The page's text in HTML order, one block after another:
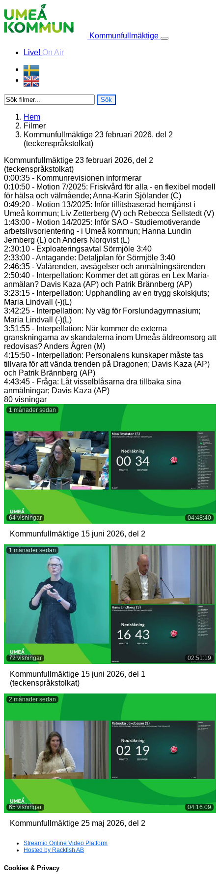
Skip to content
Kommunfullmäktige
Live! On Air
Sök
Hem
Filmer
Kommunfullmäktige 23 februari 2026, del 2
(teckenspråkstolkat)
Kommunfullmäktige 23 februari 2026, del 2
(teckenspråkstolkat)
0:00:35 - Kommunrevisionen informerar
0:10:50 - Motion 7/2025: Friskvård för alla - en flexibel modell
för hälsa och välmående; Anna-Karin Sjölander (C)
0:49:20 - Motion 13/2025: Inför tillitsbaserad hemtjänst i
Umeå kommun; Liv Zetterberg (V) och Rebecca Sellstedt (V)
1:43:00 - Motion 14/2025: Inför SAO - Studiemotiverande
arbetslivsorientering - i Umeå kommun; Hanna Lundin
Jernberg (L) och Anders Norqvist (L)
2:30:10 - Exploateringsavtal Sörmjöle 3:40
2:33:00 - Antagande: Detaljplan för Sörmjöle 3:40
2:46:35 - Valärenden, avsägelser och anmälningsärenden
2:50:40 - Interpellation: Kommer det att göras en Lex Maria-
anmälan? Davis Kaza (AP) och Patrik Brännberg (AP)
3:23:15 - Interpellation: Upphandling av en trygg skolskjuts;
Maria Lindvall (-)(L)
3:42:25 - Interpellation: Ny väg för Forslundagymnasium;
Maria Lindvall (-)(L)
3:51:55 - Interpellation: När kommer de externa
granskningarna av skandalerna inom Umeås äldreomsorg att
redovisas? Anders Ågren (M)
4:15:50 - Interpellation: Personalens kunskaper måste tas
tillvara för att vända trenden på Dragonen; Davis Kaza (AP)
och Patrik Brännberg (AP)
4:43:45 - Fråga: Låt visselblåsarna dra tillbaka sina
anmälningar; Davis Kaza (AP)
80 visningar
04:48:40
64 visningar
1 månader sedan
Kommunfullmäktige 15 juni 2026, del 2
02:51:19
72 visningar
1 månader sedan
Kommunfullmäktige 15 juni 2026, del 1
(teckenspråkstolkat)
04:16:09
65 visningar
2 månader sedan
Kommunfullmäktige 25 maj 2026, del 2
Streamio Online Video Platform
Hosted by Rackfish AB
Cookies & Privacy